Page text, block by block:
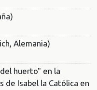
Alemania)
huerto" en la
de Isabel la Católica en